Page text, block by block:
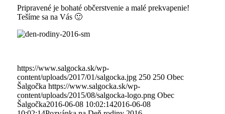
Pripravené je bohaté občerstvenie a malé prekvapenie!
Tešíme sa na Vás 🙂
https://www.salgocka.sk/wp-
content/uploads/2017/01/salgocka.jpg 250 250 Obec
Šalgočka https://www.salgocka.sk/wp-
content/uploads/2015/08/salgocka-logo.png Obec
Šalgočka2016-06-08 10:02:142016-06-08